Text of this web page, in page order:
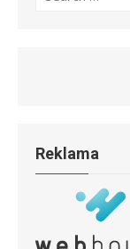
Reklama